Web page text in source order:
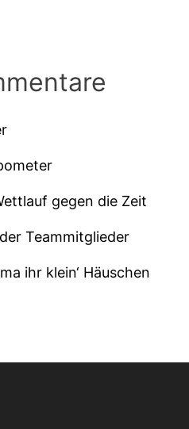
gegen die Zeit
Teammitglieder
ihr klein‘ Häuschen